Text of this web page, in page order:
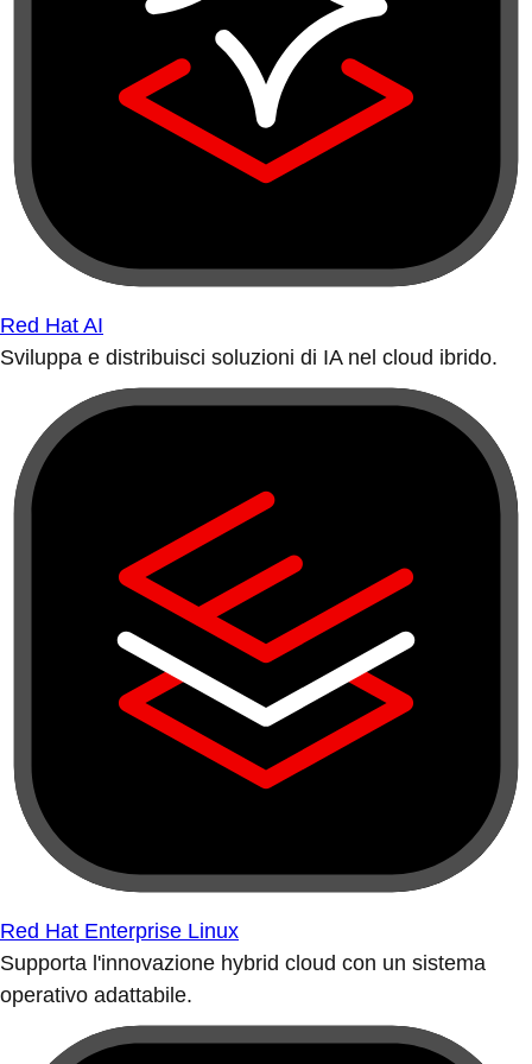
Red Hat AI
Sviluppa e distribuisci soluzioni di IA nel cloud ibrido.
Red Hat Enterprise Linux
Supporta l'innovazione hybrid cloud con un sistema
operativo adattabile.